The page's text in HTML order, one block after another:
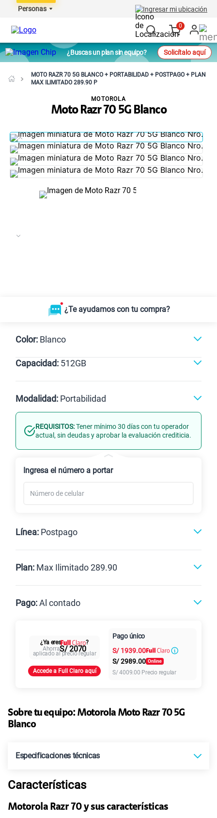
Personas Ingresar mi ubicación
0
¿Buscas un plan sin equipo? Solicítalo aquí
MOTO RAZR 70 5G BLANCO + PORTABILIDAD + POSTPAGO + PLAN
MAX ILIMITADO 289.90 P
Moto Razr 70 5G Blanco
MOTOROLA
¿Te ayudamos con tu compra?
Color: Blanco
Gris
Capacidad: 512GB
512GB
Modalidad: Portabilidad
Línea Nueva Portabilidad
REQUISITOS:Tener mínimo 30 días con tu operador
actual, sin deudas y aprobar la evaluación crediticia.
Ingresa el número a portar
Línea: Postpago
Postpago
Plan: Max Ilimitado 289.90
Paga solo
125GBen alta velocidad
79.90
155 GBen alta velocidad
Paga solo
110GBen alta velocidad
Paga solo S/
Pago:Al contado
Al contado Cuotas Claro
intereses
¿Ya eres
?
AhorraS/ 2070
aplicado al precio regular
Accede a Full Claro aquí
Pago único
S/ 1939.00
S/2989.00
S/4009.00 Precio regular
Sobre tu equipo: Motorola Moto Razr 70 5G
Blanco
Especificaciones técnicas
Tecnología de Pantalla
Características
Motorola Razr 70 y sus características